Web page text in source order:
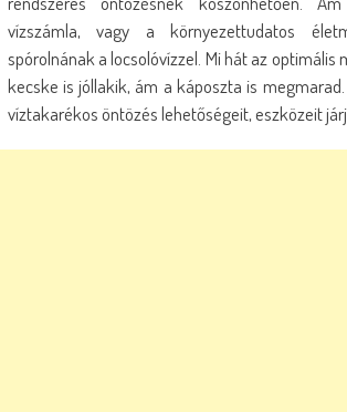
vízszámla, vagy a környezettudatos
spórolnának a locsolóvízzel. Mi hát az optimális
kecske is jóllakik, ám a káposzta is
víztakarékos öntözés lehetőségeit, eszközeit